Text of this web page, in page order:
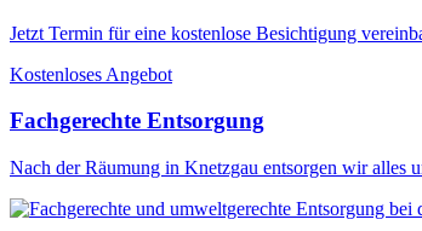
Jetzt Termin für eine kostenlose Besichtigung
Kostenloses Angebot
Fachgerechte Entsorgung
Nach der Räumung in Knetzgau entsorgen wir alles